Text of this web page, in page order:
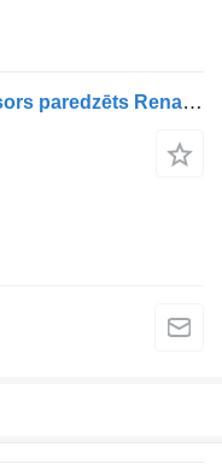
22062019 pneimatiskais kompresors paredzēts Renault MAGNUM / PREMIUM / KERAX DXi vilcēja